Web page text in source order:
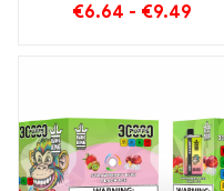
Meloun 30000
€6.64 - €9.49